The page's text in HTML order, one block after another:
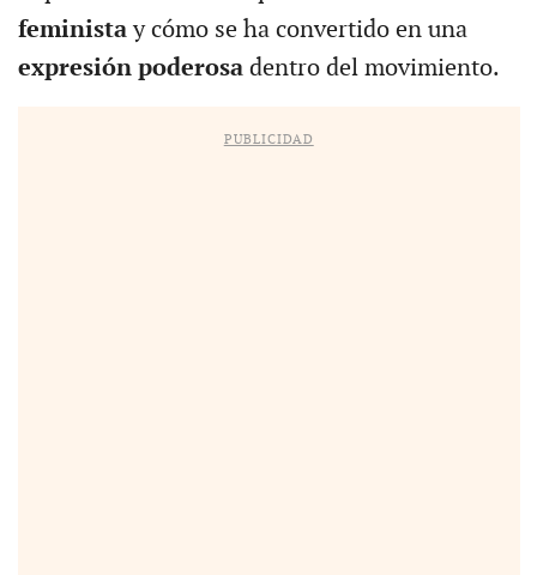
feministay cómo se ha convertido en una
expresión poderosadentro del movimiento.
PUBLICIDAD